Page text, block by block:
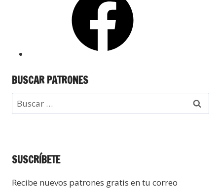
BUSCAR PATRONES
SUSCRÍBETE
Recibe nuevos patrones gratis en tu correo